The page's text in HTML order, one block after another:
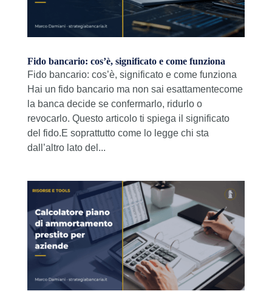
Fido bancario: cos’è, significato e come funziona
Fido bancario: cos’è, significato e come funziona
Hai un fido bancario ma non sai esattamentecome
la banca decide se confermarlo, ridurlo o
revocarlo. Questo articolo ti spiega il significato
del fido.E soprattutto come lo legge chi sta
dall’altro lato del...